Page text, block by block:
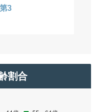
3
割合